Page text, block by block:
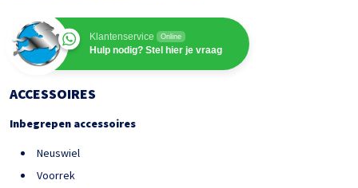
Klantenservice Online
Hulp nodig? Stel hier je vraag
ACCESSOIRES
Inbegrepen accessoires
Neuswiel
Voorrek